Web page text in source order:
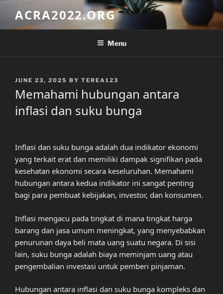
content
ACRA2022.ORG
Menu
POSTED
JUNE 23, 2025 BY TEREA123
Memahami hubungan antara
inflasi dan suku bunga
Inflasi dan suku bunga adalah dua indikator ekonomi
yang terkait erat dan memiliki dampak signifikan pada
kesehatan ekonomi secara keseluruhan. Memahami
hubungan antara kedua indikator ini sangat penting
bagi para pembuat kebijakan, investor, dan konsumen.
Inflasi mengacu pada tingkat di mana tingkat harga
barang dan jasa umum meningkat, yang menyebabkan
penurunan daya beli mata uang suatu negara. Di sisi
lain, suku bunga adalah biaya meminjam uang atau
pengembalian investasi untuk pemberi pinjaman.
Hubungan antara inflasi dan suku bunga kompleks dan